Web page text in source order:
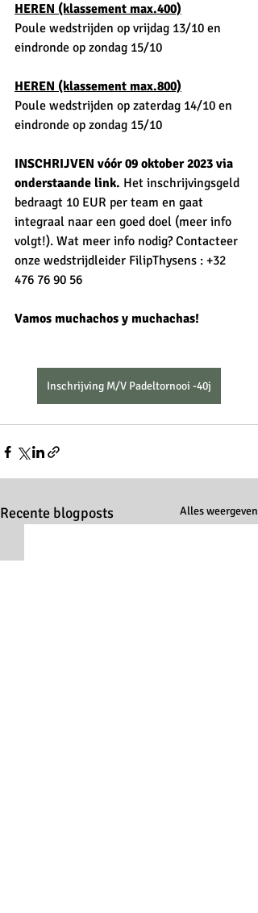
HEREN (klassement max.400)
Poule wedstrijden op vrijdag 13/10 en
eindronde op zondag 15/10
HEREN (klassement max.800)
Poule wedstrijden op zaterdag 14/10 en
eindronde op zondag 15/10
INSCHRIJVEN vóór 09 oktober 2023 via
onderstaande link. Het inschrijvingsgeld
bedraagt 10 EUR per team en gaat
integraal naar een goed doel (meer info
volgt!). Wat meer info nodig? Contacteer
onze wedstrijdleider FilipThysens : +32
476 76 90 56
Vamos muchachos y muchachas!
Inschrijving M/V Padeltornooi -40j
Recente blogposts Alles weergeven